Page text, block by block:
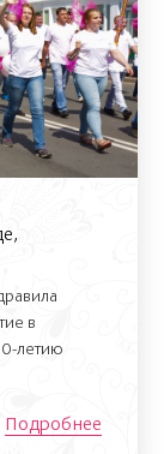
в
летию
Подробнее